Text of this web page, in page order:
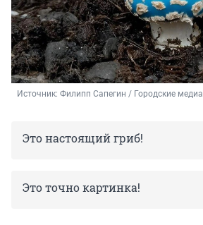
Источник: Филипп Сапегин / Городские медиа
Это настоящий гриб!
Это точно картинка!